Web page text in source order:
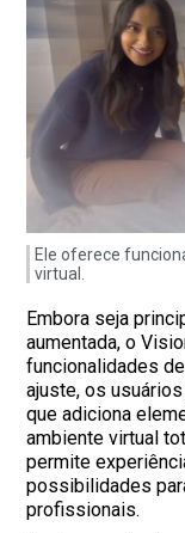
Ele oferece
virtual.
Embora seja
aumentada, o
funcionalidades
ajuste, os
que adiciona
ambiente virtual
permite
possibilidades
profissionais.